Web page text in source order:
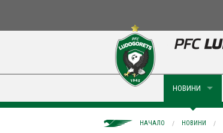
НОВИНИ
НАЧАЛО НОВИНИ